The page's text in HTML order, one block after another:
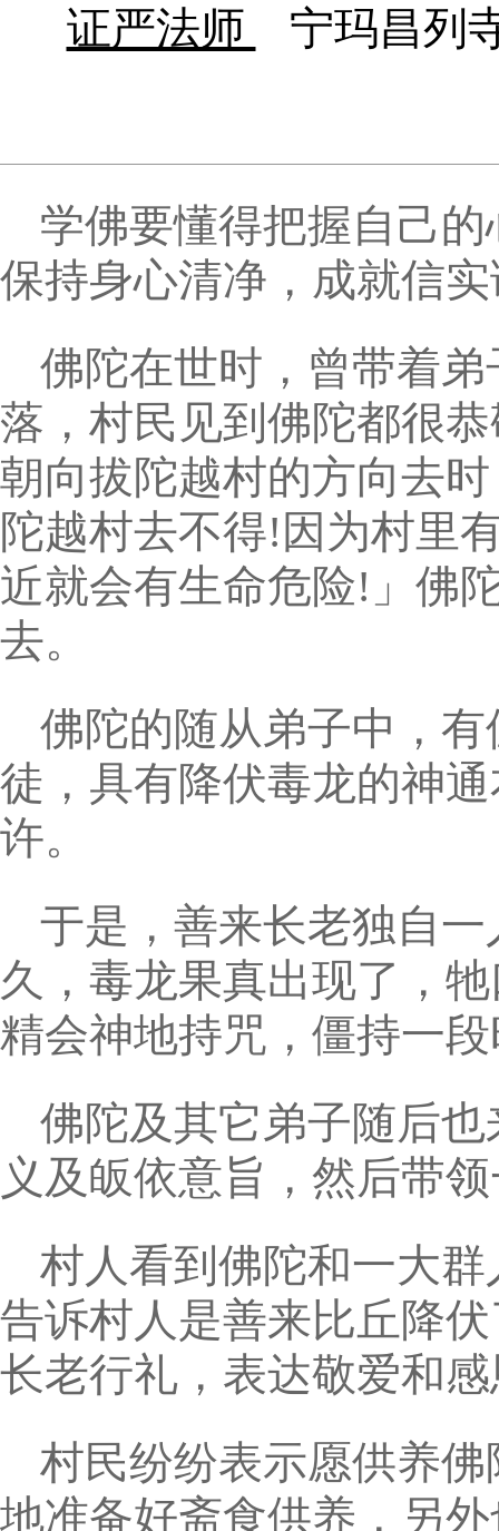
证严法师 宁玛昌列
学佛要懂得把握自己
保持身心清净，成就信
佛陀在世时，曾带着
落，村民见到佛陀都很
朝向拔陀越村的方向去
陀越村去不得!因为村里
近就会有生命危险!」佛
去。
佛陀的随从弟子中，
徒，具有降伏毒龙的神
许。
于是，善来长老独自
久，毒龙果真出现了，
精会神地持咒，僵持一
佛陀及其它弟子随后
义及皈依意旨，然后带
村人看到佛陀和一大
告诉村人是善来比丘降
长老行礼，表达敬爱和
村民纷纷表示愿供养
地准备好斋食供养，另